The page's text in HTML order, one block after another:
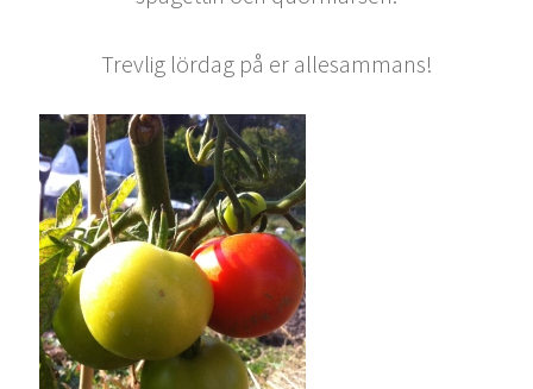
Trevlig lördag på er allesammans!